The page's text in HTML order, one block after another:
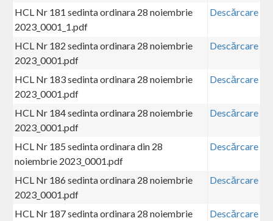
HCL Nr 181 sedinta ordinara 28 noiembrie
2023_0001_1.pdf
Descărcare
HCL Nr 182 sedinta ordinara 28 noiembrie
2023_0001.pdf
Descărcare
HCL Nr 183 sedinta ordinara 28 noiembrie
2023_0001.pdf
Descărcare
HCL Nr 184 sedinta ordinara 28 noiembrie
2023_0001.pdf
Descărcare
HCL Nr 185 sedinta ordinara din 28
noiembrie 2023_0001.pdf
Descărcare
HCL Nr 186 sedinta ordinara 28 noiembrie
2023_0001.pdf
Descărcare
HCL Nr 187 sedinta ordinara 28 noiembrie
Descărcare